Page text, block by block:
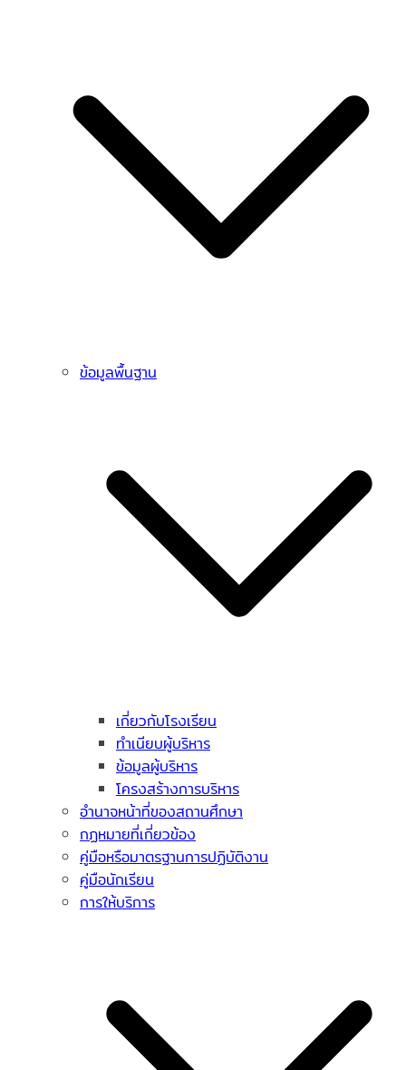
ข้อมูลพื้นฐาน
เกี่ยวกับโรงเรียน
ทำเนียบผู้บริหาร
ข้อมูลผู้บริหาร
โครงสร้างการบริหาร
อำนาจหน้าที่ของสถานศึกษา
กฏหมายที่เกี่ยวข้อง
คู่มือหรือมาตรฐานการปฏิบัติงาน
คู่มือนักเรียน
การให้บริการ